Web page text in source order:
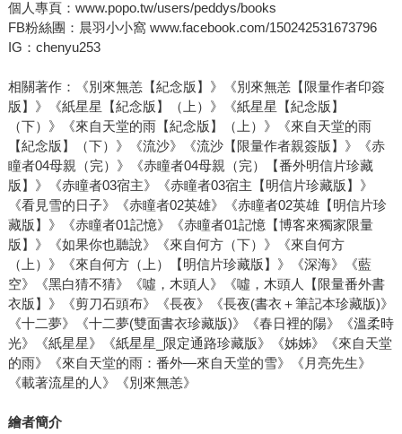
個人專頁：www.popo.tw/users/peddys/books
FB粉絲團：晨羽小小窩 www.facebook.com/150242531673796
IG：chenyu253
相關著作：《別來無恙【紀念版】》《別來無恙【限量作者印簽
版】》《紙星星【紀念版】（上）》《紙星星【紀念版】
（下）》《來自天堂的雨【紀念版】（上）》《來自天堂的雨
【紀念版】（下）》《流沙》《流沙【限量作者親簽版】》《赤
瞳者04母親（完）》《赤瞳者04母親（完）【番外明信片珍藏
版】》《赤瞳者03宿主》《赤瞳者03宿主【明信片珍藏版】》
《看見雪的日子》《赤瞳者02英雄》《赤瞳者02英雄【明信片珍
藏版】》《赤瞳者01記憶》《赤瞳者01記憶【博客來獨家限量
版】》《如果你也聽說》《來自何方（下）》《來自何方
（上）》《來自何方（上）【明信片珍藏版】》《深海》《藍
空》《黑白猜不猜》《噓，木頭人》《噓，木頭人【限量番外書
衣版】》《剪刀石頭布》《長夜》《長夜(書衣＋筆記本珍藏版)》
《十二夢》《十二夢(雙面書衣珍藏版)》《春日裡的陽》《溫柔時
光》《紙星星》《紙星星_限定通路珍藏版》《姊姊》《來自天堂
的雨》《來自天堂的雨：番外—來自天堂的雪》《月亮先生》
《載著流星的人》《別來無恙》
繪者簡介